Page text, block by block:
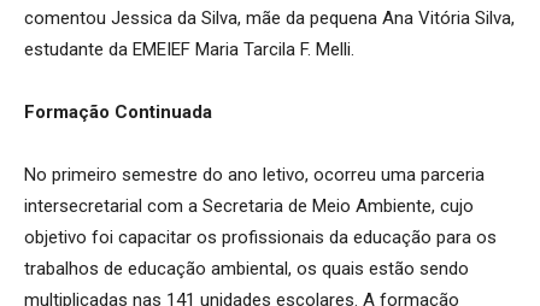
comentou Jessica da Silva, mãe da pequena Ana Vitória Silva,
estudante da EMEIEF Maria Tarcila F. Melli.
Formação Continuada
No primeiro semestre do ano letivo, ocorreu uma parceria
intersecretarial com a Secretaria de Meio Ambiente, cujo
objetivo foi capacitar os profissionais da educação para os
trabalhos de educação ambiental, os quais estão sendo
multiplicadas nas 141 unidades escolares. A formação